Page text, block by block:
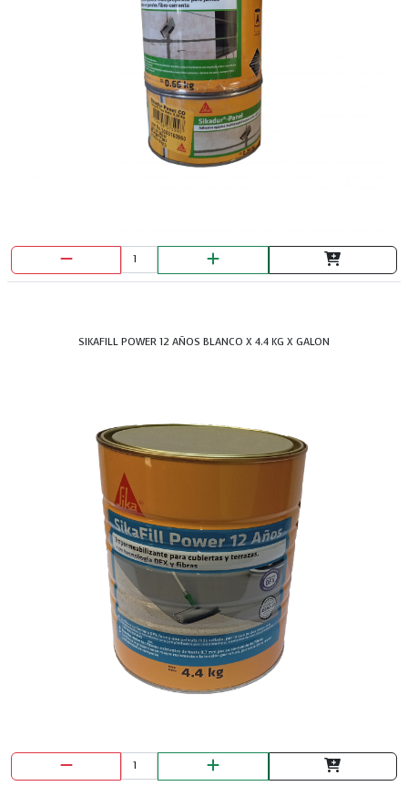
SIKAFILL POWER 12 AÑOS BLANCO X 4.4 KG X GALON